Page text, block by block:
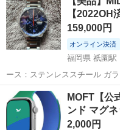
【2022OH
159,000円
オンライン決済
福岡県 祇園駅
ース：ステンレススチール ガラ
テンレススチ…
福岡 福岡市 祇園駅
MOFT【公
ンド マグ
2,000円